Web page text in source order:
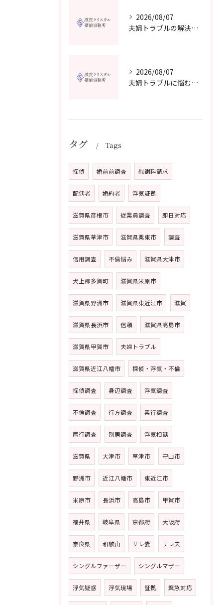
2026/08/07
夫婦トラブルの解決に役立つカウンセリングと滋賀県近江八幡市で相談先を選ぶコツ
2026/08/07
夫婦トラブルに悩む方へ長浜市で安心して相談できる窓口紹介
タグ Tags
探偵 婚前前調査 慰謝料請求
配偶者 婚約者 浮気証拠
滋賀県彦根市 従業員調査 即日対応
滋賀県草津市 滋賀県栗東市 調査
信用調査 不倫悩み 滋賀県大津市
犬上郡多賀町 滋賀県米原市
滋賀県野洲市 滋賀県東近江市 滋賀
滋賀県長浜市 信頼 滋賀県高島市
滋賀県甲賀市 夫婦トラブル
滋賀県近江八幡市 探偵・浮気・不倫
探偵調査 身辺調査 浮気調査
不倫調査 行方調査 素行調査
尾行調査 別居調査 浮気相談
滋賀県 大津市 草津市 守山市
野洲市 近江八幡市 東近江市
米原市 長浜市 高島市 甲賀市
福井県 岐阜県 京都府 大阪府
奈良県 和歌山 サレ妻 サレ夫
シングルファーザー シングルマザー
浮気疑惑 浮気現場 証拠 緊急対応